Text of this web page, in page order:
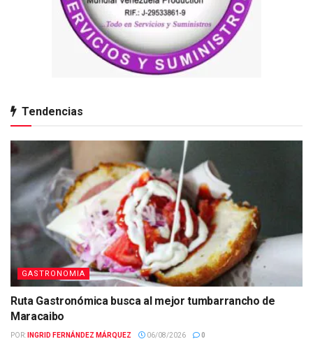
Tendencias
GASTRONOMIA
Ruta Gastronómica busca al mejor tumbarrancho de
Maracaibo
POR: INGRID FERNÁNDEZ MÁRQUEZ 06/08/2026 0